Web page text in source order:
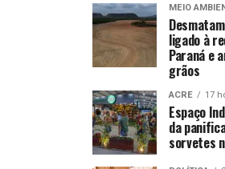
MEIO
ligado à
Paraná e
grãos
ACRE 17
Espaço
da
sorvetes